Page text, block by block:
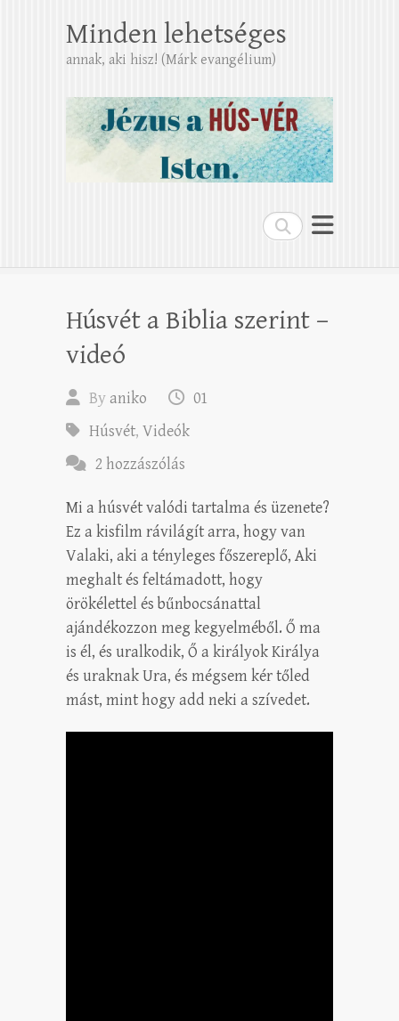
Search
Minden lehetséges
annak, aki hisz! (Márk evangélium)
Húsvét a Biblia szerint –
videó
By aniko
01
Húsvét, Videók
2 hozzászólás
Mi a húsvét valódi tartalma és üzenete?
Ez a kisfilm rávilágít arra, hogy van
Valaki, aki a tényleges főszereplő, Aki
meghalt és feltámadott, hogy
örökélettel és bűnbocsánattal
ajándékozzon meg kegyelméből. Ő ma
is él, és uralkodik, Ő a királyok Királya
és uraknak Ura, és mégsem kér tőled
mást, mint hogy add neki a szívedet.